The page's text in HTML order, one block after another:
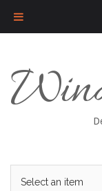
content